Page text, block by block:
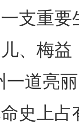
支重
、梅益
一道亮
史上